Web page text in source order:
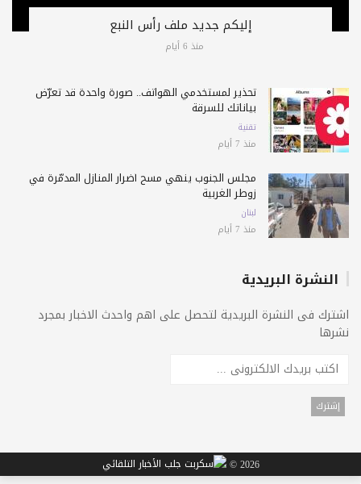
إليكم جديد ملف رأس النبع
منذ 6 أيام
تحذير لمستخدمي الهواتف.. صورة واحدة قد تعرّض
بياناتك للسرقة
تقنية
منذ 7 أيام
مجلس الجنوب ينهي مسح أضرار المنازل المدمّرة في
زوطر الغربية
لبنان
منذ 7 أيام
النشرة البريدية
اشترك فى النشرة البريدية لتحصل على اهم واحدث الاخبار بمجرد
نشرها
2026 ©